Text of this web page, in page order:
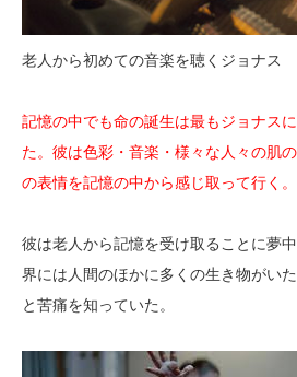
老人から初めての音楽を聴くジョナス
記憶の中でも命の誕生は最もジョナス
た。彼は色彩・音楽・様々な人々の肌
の表情を記憶の中から感じ取って行く。
彼は老人から記憶を受け取ることに夢
界には人間のほかに多くの生き物がい
と苦痛を知っていた。